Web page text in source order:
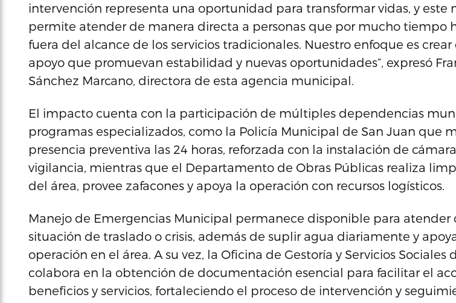
intervención representa una oportunidad para transformar vidas, y este
permite atender de manera directa a personas que por mucho tiempo
fuera del alcance de los servicios tradicionales. Nuestro enfoque es crear
apoyo que promuevan estabilidad y nuevas oportunidades”, expresó
Sánchez Marcano, directora de esta agencia municipal.
El impacto cuenta con la participación de múltiples dependencias
programas especializados, como la Policía Municipal de San Juan que
presencia preventiva las 24 horas, reforzada con la instalación de
vigilancia, mientras que el Departamento de Obras Públicas realiza
del área, provee zafacones y apoya la operación con recursos logísticos.
Manejo de Emergencias Municipal permanece disponible para atender
situación de traslado o crisis, además de suplir agua diariamente y
operación en el área. A su vez, la Oficina de Gestoría y Servicios Sociales
colabora en la obtención de documentación esencial para facilitar el
beneficios y servicios, fortaleciendo el proceso de intervención y